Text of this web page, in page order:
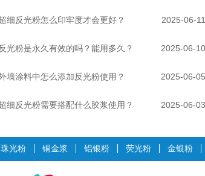
反光粉可以混合其他颜料一起使用吗... 2025-05-23
珠光粉 铜金浆 铝银粉 荧光粉 金银粉